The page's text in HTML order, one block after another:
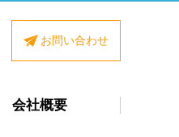
お問い合わせ
会社概要